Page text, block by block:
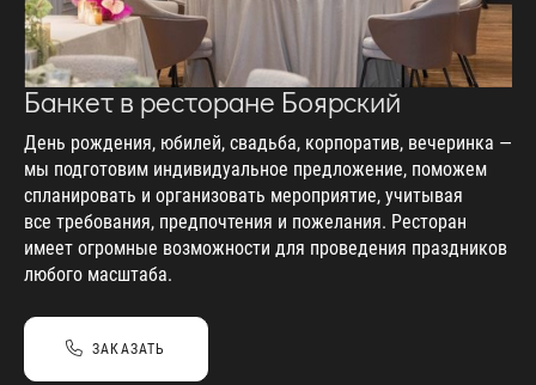
Банкет в ресторане Боярский
День рождения, юбилей, свадьба, корпоратив, вечеринка —
мы подготовим индивидуальное предложение, поможем
спланировать и организовать мероприятие, учитывая
все требования, предпочтения и пожелания. Ресторан
имеет огромные возможности для проведения праздников
любого масштаба.
ЗАКАЗАТЬ